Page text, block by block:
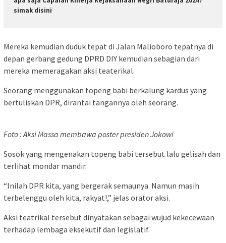
simak disini
Mereka kemudian duduk tepat di Jalan Malioboro tepatnya di
depan gerbang gedung DPRD DIY kemudian sebagian dari
mereka memeragakan aksi teaterikal.
Seorang menggunakan topeng babi berkalung kardus yang
bertuliskan DPR, dirantai tangannya oleh seorang.
Foto : Aksi Massa membawa poster presiden Jokowi
Sosok yang mengenakan topeng babi tersebut lalu gelisah dan
terlihat mondar mandir.
“Inilah DPR kita, yang bergerak semaunya. Namun masih
terbelenggu oleh kita, rakyat!,” jelas orator aksi.
Aksi teatrikal tersebut dinyatakan sebagai wujud kekecewaan
terhadap lembaga eksekutif dan legislatif.